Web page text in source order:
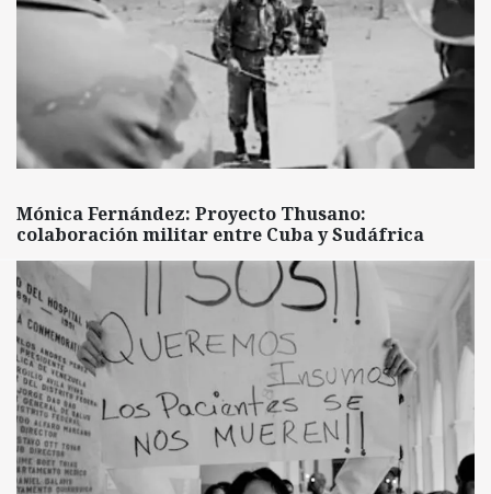
Mónica Fernández: Proyecto Thusano:
colaboración militar entre Cuba y Sudáfrica